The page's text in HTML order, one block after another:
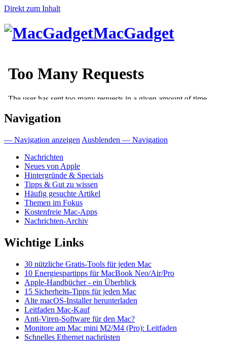
Direkt zum Inhalt
MacGadget
Navigation
— Navigation anzeigen Ausblenden — Navigation
Nachrichten
Neues von Apple
Hintergründe & Specials
Tipps & Gut zu wissen
Häufig gesuchte Artikel
Themen im Fokus
Kostenfreie Mac-Apps
Nachrichten-Archiv
Wichtige Links
30 nützliche Gratis-Tools für jeden Mac
10 Energiespartipps für MacBook Neo/Air/Pro
Apple-Handbücher - ein Überblick
15 Sicherheits-Tipps für jeden Mac
Alte macOS-Installer herunterladen
Leitfaden Mac-Kauf
Anti-Viren-Software für den Mac?
Monitore am Mac mini M2/M4 (Pro): Leitfaden
Schnelles Ethernet nachrüsten